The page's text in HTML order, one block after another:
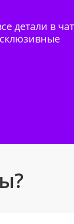
детали в